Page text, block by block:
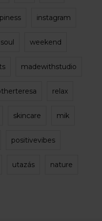
instagram
soul weekend
madewithstudio
relax
skincare mik
positivevibes
utazás nature